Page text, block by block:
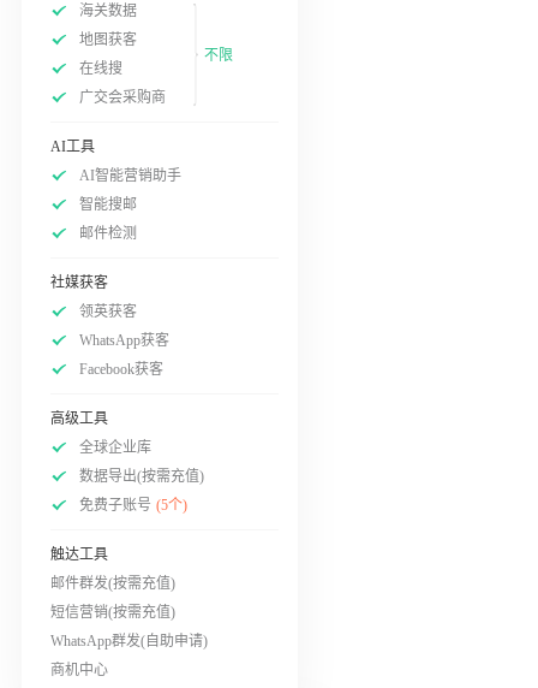
海关数据
地图获客
在线搜
广交会采购商
不限
AI工具
AI智能营销助手
智能搜邮
邮件检测
社媒获客
领英获客
WhatsApp获客
Facebook获客
高级工具
全球企业库
数据导出(按需充值)
免费子账号 (5个)
触达工具
邮件群发(按需充值)
短信营销(按需充值)
WhatsApp群发(自助申请)
商机中心